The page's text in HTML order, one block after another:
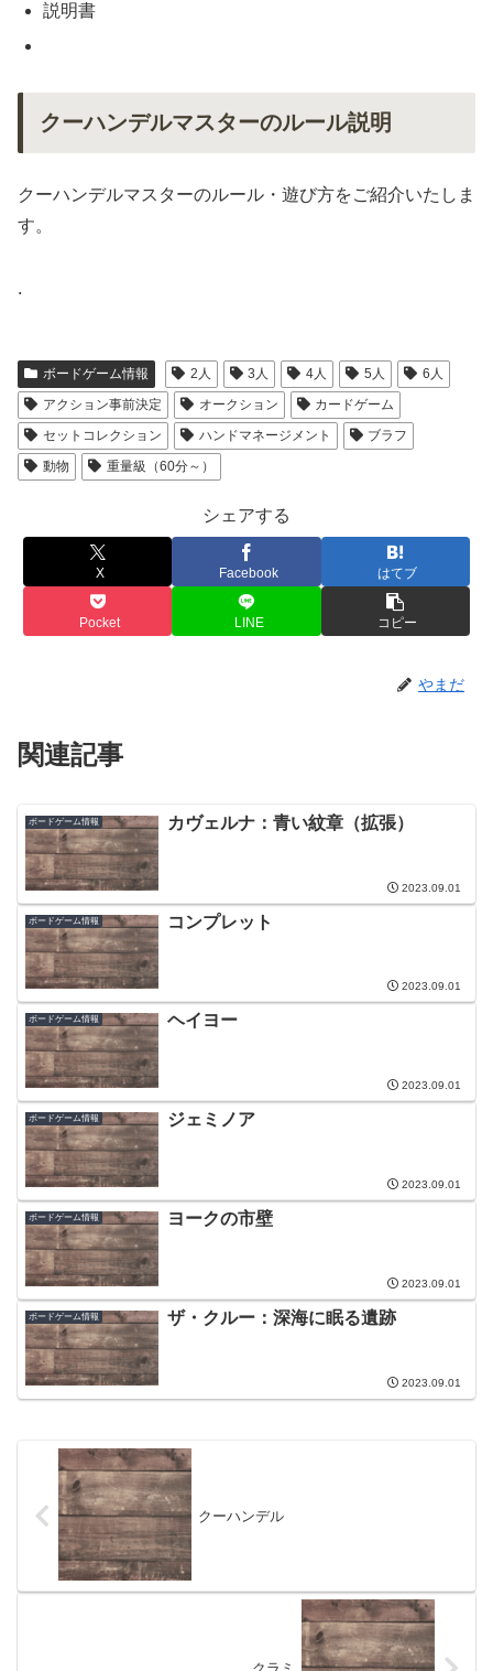
説明書
クーハンデルマスターのルール説明
クーハンデルマスターのルール・遊び方をご紹介いたしま
す。
.
ボードゲーム情報 2人 3人 4人 5人
6人
アクション事前決定
オークション
カードゲーム
セットコレクション
ハンドマネージメント
ブラフ
動物
重量級（60分～）
シェアする
X Facebook はてブ
Pocket LINE コピー
やまだ
関連記事
ボードゲーム情報 カヴェルナ：青い紋章（拡張）
2023.09.01
ボードゲーム情報 コンプレット
2023.09.01
ボードゲーム情報 ヘイヨー
2023.09.01
ボードゲーム情報 ジェミノア
2023.09.01
ボードゲーム情報 ヨークの市壁
2023.09.01
ボードゲーム情報 ザ・クルー：深海に眠る遺跡
2023.09.01
クーハンデル